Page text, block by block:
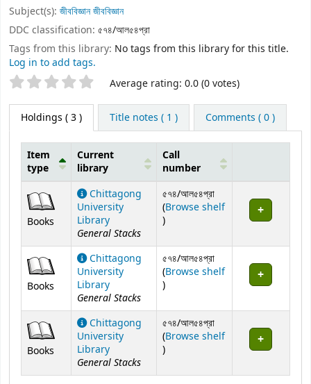
Subject(s): জীববিজ্ঞান জীববিজ্ঞান
DDC classification: ৫৭৪/আল৫৪প্রা
Tags from this library: No tags from this library for this title.
Log in to add tags.
Star ratings Average rating: 0.0 (0 votes)
Holdings ( 3 ) Title notes ( 1 ) Comments ( 0 )
Holdings
Item
type
Current
library
Call
number
Books
Chittagong
University
Library
General Stacks
৫৭৪/আল৫৪প্রা
(Browse shelf
(Opens below)
)
Books
Chittagong
University
Library
General Stacks
৫৭৪/আল৫৪প্রা
(Browse shelf
(Opens below)
)
Books
Chittagong
University
Library
General Stacks
৫৭৪/আল৫৪প্রা
(Browse shelf
(Opens below)
)